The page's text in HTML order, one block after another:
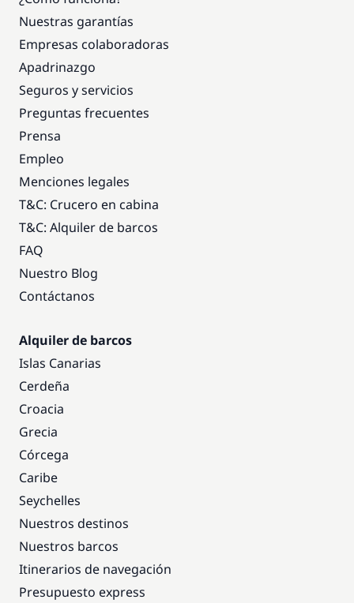
Nuestras garantías
Empresas colaboradoras
Apadrinazgo
Seguros y servicios
Preguntas frecuentes
Prensa
Empleo
Menciones legales
T&C: Crucero en cabina
T&C: Alquiler de barcos
FAQ
Nuestro Blog
Contáctanos
Alquiler de barcos
Islas Canarias
Cerdeña
Croacia
Grecia
Córcega
Caribe
Seychelles
Nuestros destinos
Nuestros barcos
Itinerarios de navegación
Presupuesto express